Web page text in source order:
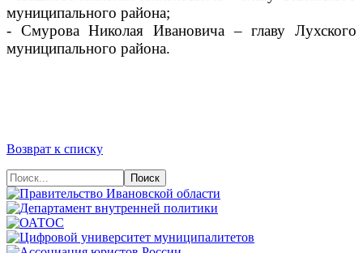
муниципального района;
- Смурова Николая Ивановича – главу Лухского
муниципального района.
Возврат к списку